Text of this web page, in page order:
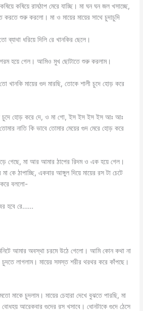
কষিয়ে রামঠাপ মেরে যাচ্ছি। মা ঘন ঘন জল খসাচ্ছে,
করতে শুরু করলো। মা ও মায়ের মায়ের সাথে চুদাচুদি
ব্যাথা ধরিয়ে দিলি রে খানকির ছেলে।
গরম হয়ে গেল। আমিও মুখ ছোটাতে শুরু করলাম।
খানকি মায়ের গুদ মারছি, তোকে শালী চুদে হোড় করে
চুদে হোড় করে দে, ও মা গো, ইস ইস ইস ইস আঃ আঃ
নাতি কি ভাবে তোমার মেয়ের গুদ মেরে হোড় করে
গেছে, মা আর আমার ঠাপের রিদম ও এক হয়ে গেল।
কে ঠাপাচ্ছি, একবার আঙ্গুল দিয়ে মায়ের রস টা চেটে
করে বললো-
হবে রে……
আমার অবস্থা চরমে উঠে গেলো। আমি কোন কথা না
লাগলাম। মায়ের সমস্ত শরীর থরথর করে কাঁপছে।
মাকে চুদলাম। মায়ের চেহারা দেখে বুঝতে পারছি, মা
আরেকবার গুদের রস খসাবে। ধোনটাকে গুদে ঠেসে